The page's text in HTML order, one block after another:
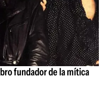
fundador de la mítica